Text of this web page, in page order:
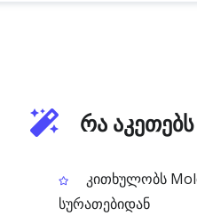
რა
კითხულობს
სურათებიდან